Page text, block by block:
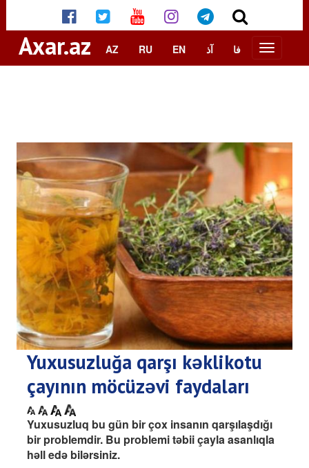
Axar.az AZ RU EN آذ فا
Yuxusuzluğa qarşı kəklikotu
çayının möcüzəvi faydaları
Yuxusuzluq bu gün bir çox insanın qarşılaşdığı
bir problemdir. Bu problemi təbii çayla asanlıqla
həll edə bilərsiniz.